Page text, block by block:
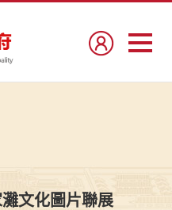
文化圖片聯展